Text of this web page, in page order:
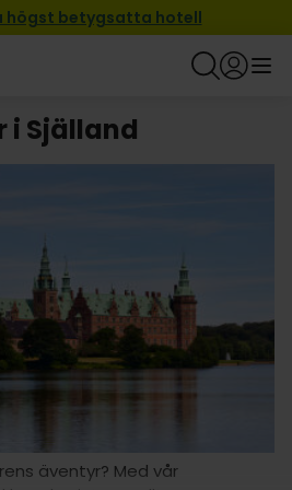
högst betygsatta hotell
i Själland
äventyr? Med vår